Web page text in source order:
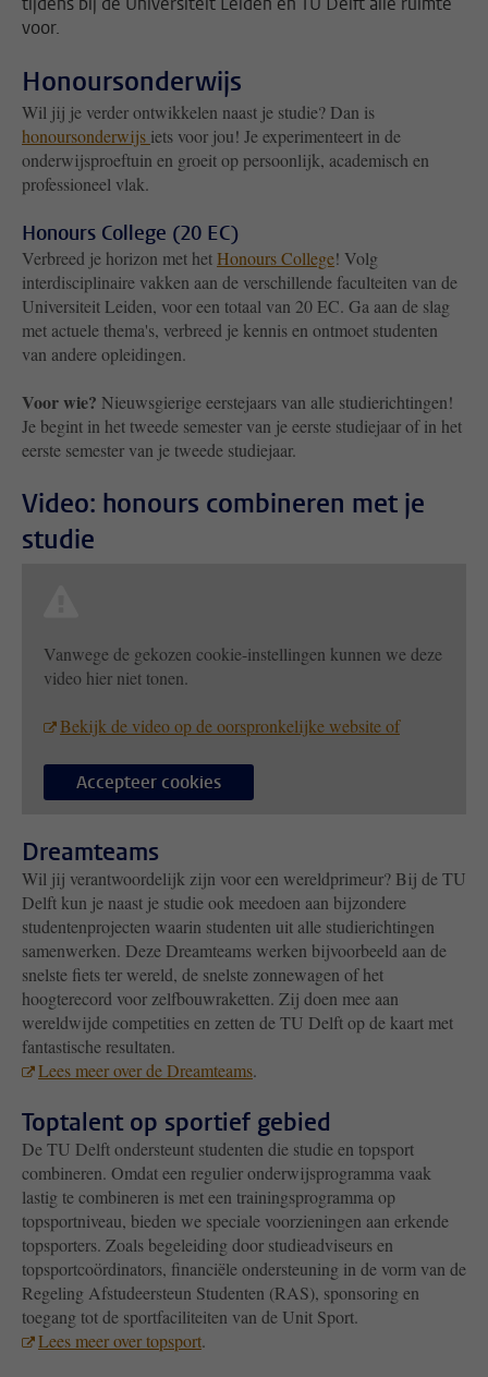
voor.
Honoursonderwijs
Wil jij je verder ontwikkelen naast je studie? Dan is
honoursonderwijs iets voor jou! Je experimenteert in de
onderwijsproeftuin en groeit op persoonlijk, academisch en
professioneel vlak.
Honours College (20 EC)
Verbreed je horizon met hetHonours College! Volg
interdisciplinaire vakken aan de verschillende faculteiten van de
Universiteit Leiden, voor een totaal van 20 EC. Ga aan de slag
met actuele thema's, verbreed je kennis en ontmoet studenten
van andere opleidingen.
Voor wie? Nieuwsgierige eerstejaars van alle studierichtingen!
Je begint in het tweede semester van je eerste studiejaar of in het
eerste semester van je tweede studiejaar.
Video: honours combineren met je
studie
Vanwege de gekozen cookie-instellingen kunnen we deze
video hier niet tonen.
Bekijk de video op de oorspronkelijke website of
Accepteer cookies
Dreamteams
Wil jij verantwoordelijk zijn voor een wereldprimeur? Bij de TU
Delft kun je naast je studie ook meedoen aan bijzondere
studentenprojecten waarin studenten uit alle studierichtingen
samenwerken. Deze Dreamteams werken bijvoorbeeld aan de
snelste fiets ter wereld, de snelste zonnewagen of het
hoogterecord voor zelfbouwraketten. Zij doen mee aan
wereldwijde competities en zetten de TU Delft op de kaart met
fantastische resultaten.
Lees meer over de Dreamteams.
Toptalent op sportief gebied
De TU Delft ondersteunt studenten die studie en topsport
combineren. Omdat een regulier onderwijsprogramma vaak
lastig te combineren is met een trainingsprogramma op
topsportniveau, bieden we speciale voorzieningen aan erkende
topsporters. Zoals begeleiding door studieadviseurs en
topsportcoördinators, financiële ondersteuning in de vorm van de
Regeling Afstudeersteun Studenten (RAS), sponsoring en
toegang tot de sportfaciliteiten van de Unit Sport.
Lees meer over topsport.